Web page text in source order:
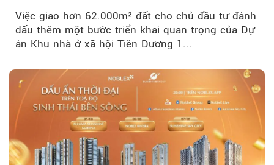
Việc giao hơn 62.000m² đất cho chủ đầu tư đánh
dấu thêm một bước triển khai quan trọng của Dự
án Khu nhà ở xã hội Tiên Dương 1...